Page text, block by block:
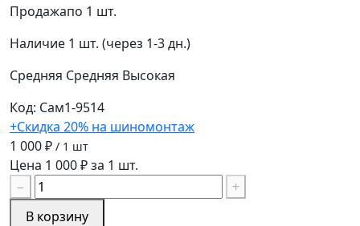
Продажапо 1 шт.
Наличие 1 шт. (через 1-3 дн.)
Средняя Средняя Высокая
Код: Сам1-9514
+Скидка 20% на шиномонтаж
1 000 ₽ / 1 шт
Цена 1 000 ₽ за 1 шт.
−
+
В корзину